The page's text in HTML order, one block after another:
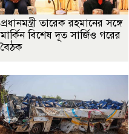
প্রধানমন্ত্রী তারেক রহমানের সঙ্গে
মার্কিন বিশেষ দূত সার্জিও গরের
বৈঠক